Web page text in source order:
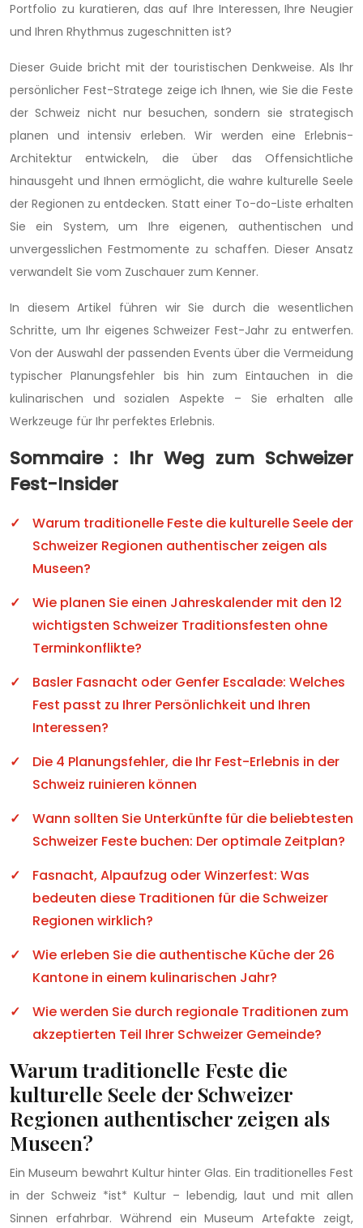
Portfolio zu kuratieren, das auf Ihre Interessen, Ihre Neugier
und Ihren Rhythmus zugeschnitten ist?
Dieser Guide bricht mit der touristischen Denkweise. Als Ihr
persönlicher Fest-Stratege zeige ich Ihnen, wie Sie die Feste
der Schweiz nicht nur besuchen, sondern sie strategisch
planen und intensiv erleben. Wir werden eine Erlebnis-
Architektur entwickeln, die über das Offensichtliche
hinausgeht und Ihnen ermöglicht, die wahre kulturelle Seele
der Regionen zu entdecken. Statt einer To-do-Liste erhalten
Sie ein System, um Ihre eigenen, authentischen und
unvergesslichen Festmomente zu schaffen. Dieser Ansatz
verwandelt Sie vom Zuschauer zum Kenner.
In diesem Artikel führen wir Sie durch die wesentlichen
Schritte, um Ihr eigenes Schweizer Fest-Jahr zu entwerfen.
Von der Auswahl der passenden Events über die Vermeidung
typischer Planungsfehler bis hin zum Eintauchen in die
kulinarischen und sozialen Aspekte – Sie erhalten alle
Werkzeuge für Ihr perfektes Erlebnis.
Sommaire : Ihr Weg zum Schweizer
Fest-Insider
Warum traditionelle Feste die kulturelle Seele der
Schweizer Regionen authentischer zeigen als
Museen?
Wie planen Sie einen Jahreskalender mit den 12
wichtigsten Schweizer Traditionsfesten ohne
Terminkonflikte?
Basler Fasnacht oder Genfer Escalade: Welches
Fest passt zu Ihrer Persönlichkeit und Ihren
Interessen?
Die 4 Planungsfehler, die Ihr Fest-Erlebnis in der
Schweiz ruinieren können
Wann sollten Sie Unterkünfte für die beliebtesten
Schweizer Feste buchen: Der optimale Zeitplan?
Fasnacht, Alpaufzug oder Winzerfest: Was
bedeuten diese Traditionen für die Schweizer
Regionen wirklich?
Wie erleben Sie die authentische Küche der 26
Kantone in einem kulinarischen Jahr?
Wie werden Sie durch regionale Traditionen zum
akzeptierten Teil Ihrer Schweizer Gemeinde?
Warum traditionelle Feste die
kulturelle Seele der Schweizer
Regionen authentischer zeigen als
Museen?
Ein Museum bewahrt Kultur hinter Glas. Ein traditionelles Fest
in der Schweiz *ist* Kultur – lebendig, laut und mit allen
Sinnen erfahrbar. Während ein Museum Artefakte zeigt,